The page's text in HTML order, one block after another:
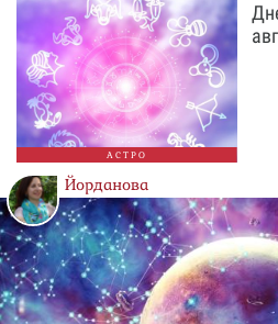
АСТРО
Йорданова